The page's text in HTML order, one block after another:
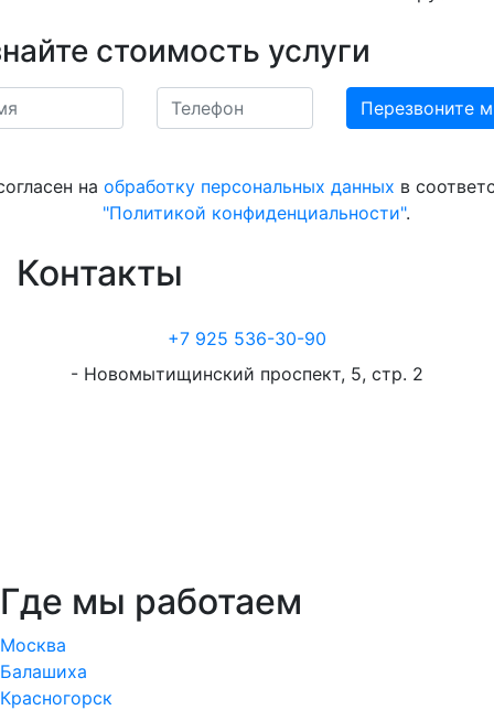
стоимость услуги
на обработку персональных данных в
"Политикой конфиденциальности".
Контакты
+7 925 536-30-90
- Новомытищинский проспект, 5, стр. 2
Где мы работаем
Москва
Балашиха
Красногорск